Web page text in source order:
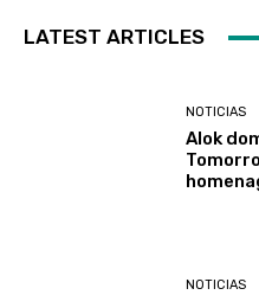
LATEST ARTICLES
NOTICIAS
Alok
NOTICIAS